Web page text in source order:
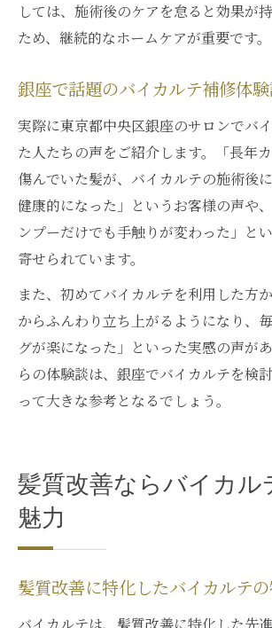
しては、施術後のケアを怠ると効果が
ため、継続的なホームケアが重要です。
銀座で話題のバイカルテ補修体
実際に東京都中央区銀座のサロンでバ
た人たちの声をご紹介します。「長年
傷んでいた髪が、バイカルテの施術後
健康的になった」というお客様の声や
ンプーだけでも手触りが変わった」と
寄せられています。
また、初めてバイカルテを利用した方
からふんわり立ち上がるようになり、
グが楽になった」といった実感の声が
らの体験談は、銀座でバイカルテを検
って大きな参考となるでしょう。
髪質改善ならバイカル
魅力
髪質改善に特化したバイカルテ